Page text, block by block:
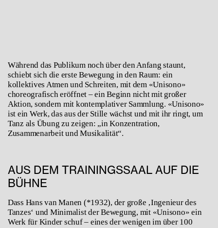
Während das Publikum noch über den Anfang staunt,
schiebt sich die erste Bewegung in den Raum: ein
kollektives Atmen und Schreiten, mit dem «Unisono»
choreografisch eröffnet – ein Beginn nicht mit großer
Aktion, sondern mit kontemplativer Sammlung. «Unisono»
ist ein Werk, das aus der Stille wächst und mit ihr ringt, um
Tanz als Übung zu zeigen: „in Konzentration,
Zusammenarbeit und Musikalität“.
AUS DEM TRAININGSSAAL AUF DIE
BÜHNE
Dass Hans van Manen (*1932), der große ‚Ingenieur des
Tanzes‘ und Minimalist der Bewegung, mit «Unisono»ein
Werk für Kinder schuf – eines der wenigen im über 100